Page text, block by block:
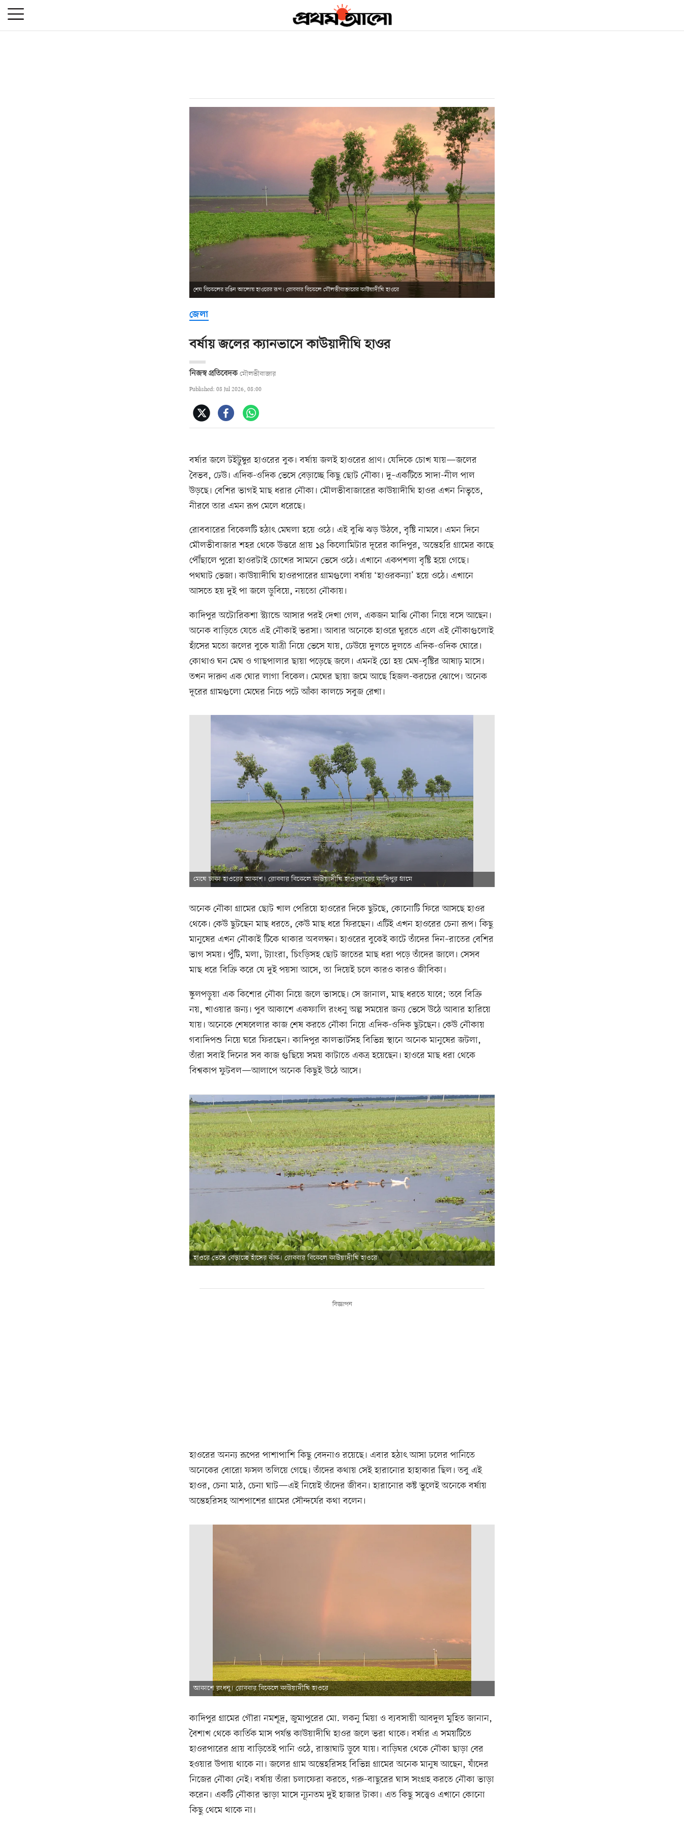
শেষ বিকেলের রঙিন আলোয় হাওরের রূপ। রোববার বিকেলে মৌলভীবাজারের কাউয়াদীঘি হাওরে
জেলা
বর্ষায় জলের ক্যানভাসে কাউয়াদীঘি হাওর
নিজস্ব প্রতিবেদক মৌলভীবাজার
Published: 08 Jul 2026, 08:00
বর্ষার জলে টইটুম্বুর হাওরের বুক। বর্ষায় জলই হাওরের প্রাণ। যেদিকে চোখ যায়—জলের
বৈভব, ঢেউ। এদিক-ওদিক ভেসে বেড়াচ্ছে কিছু ছোট নৌকা। দু–একটিতে সাদা-নীল পাল
উড়ছে। বেশির ভাগই মাছ ধরার নৌকা। মৌলভীবাজারের কাউয়াদীঘি হাওর এখন নিভৃতে,
নীরবে তার এমন রূপ মেলে ধরেছে।
রোববারের বিকেলটি হঠাৎ মেঘলা হয়ে ওঠে। এই বুঝি ঝড় উঠবে, বৃষ্টি নামবে। এমন দিনে
মৌলভীবাজার শহর থেকে উত্তরে প্রায় ১৪ কিলোমিটার দূরের কাদিপুর, অন্তেহরি গ্রামের কাছে
পৌঁছালে পুরো হাওরটাই চোখের সামনে ভেসে ওঠে। এখানে একপশলা বৃষ্টি হয়ে গেছে।
পথঘাট ভেজা। কাউয়াদীঘি হাওরপারের গ্রামগুলো বর্ষায় ‘হাওরকন্যা’ হয়ে ওঠে। এখানে
আসতে হয় দুই পা জলে ডুবিয়ে, নয়তো নৌকায়।
কাদিপুর অটোরিকশা স্ট্যান্ডে আসার পরই দেখা গেল, একজন মাঝি নৌকা নিয়ে বসে আছেন।
অনেক বাড়িতে যেতে এই নৌকাই ভরসা। আবার অনেকে হাওরে ঘুরতে এলে এই নৌকাগুলোই
হাঁসের মতো জলের বুকে যাত্রী নিয়ে ভেসে যায়, ঢেউয়ে দুলতে দুলতে এদিক-ওদিক ঘোরে।
কোথাও ঘন মেঘ ও গাছপালার ছায়া পড়েছে জলে। এমনই তো হয় মেঘ-বৃষ্টির আষাঢ় মাসে।
তখন দারুণ এক ঘোর লাগা বিকেল। মেঘের ছায়া জমে আছে হিজল-করচের ঝোপে। অনেক
দূরের গ্রামগুলো মেঘের নিচে পটে আঁকা কালচে সবুজ রেখা।
মেঘে ঢাকা হাওরের আকাশ। রোববার বিকেলে কাউয়াদীঘি হাওরপারের কাদিপুর গ্রামে
অনেক নৌকা গ্রামের ছোট খাল পেরিয়ে হাওরের দিকে ছুটছে, কোনোটি ফিরে আসছে হাওর
থেকে। কেউ ছুটছেন মাছ ধরতে, কেউ মাছ ধরে ফিরছেন। এটিই এখন হাওরের চেনা রূপ। কিছু
মানুষের এখন নৌকাই টিকে থাকার অবলম্বন। হাওরের বুকেই কাটে তাঁদের দিন–রাতের বেশির
ভাগ সময়। পুঁটি, মলা, ট্যাংরা, চিংড়িসহ ছোট জাতের মাছ ধরা পড়ে তাঁদের জালে। সেসব
মাছ ধরে বিক্রি করে যে দুই পয়সা আসে, তা দিয়েই চলে কারও কারও জীবিকা।
স্কুলপড়ুয়া এক কিশোর নৌকা নিয়ে জলে ভাসছে। সে জানাল, মাছ ধরতে যাবে; তবে বিক্রি
নয়, খাওয়ার জন্য। পুব আকাশে একফালি রংধনু অল্প সময়ের জন্য ভেসে উঠে আবার হারিয়ে
যায়। অনেকে শেষবেলার কাজ শেষ করতে নৌকা নিয়ে এদিক-ওদিক ছুটছেন। কেউ নৌকায়
গবাদিপশু নিয়ে ঘরে ফিরছেন। কাদিপুর কালভার্টসহ বিভিন্ন স্থানে অনেক মানুষের জটলা,
তাঁরা সবাই দিনের সব কাজ গুছিয়ে সময় কাটাতে একত্র হয়েছেন। হাওরে মাছ ধরা থেকে
বিশ্বকাপ ফুটবল—আলাপে অনেক কিছুই উঠে আসে।
হাওরে ভেসে বেড়াচ্ছে হাঁসের ঝাঁক। রোববার বিকেলে কাউয়াদীঘি হাওরে
বিজ্ঞাপন
হাওরের অনন্য রূপের পাশাপাশি কিছু বেদনাও রয়েছে। এবার হঠাৎ আসা ঢলের পানিতে
অনেকের বোরো ফসল তলিয়ে গেছে। তাঁদের কথায় সেই হারানোর হাহাকার ছিল। তবু এই
হাওর, চেনা মাঠ, চেনা ঘাট—এই নিয়েই তাঁদের জীবন। হারানোর কষ্ট ভুলেই অনেকে বর্ষায়
অন্তেহরিসহ আশপাশের গ্রামের সৌন্দর্যের কথা বলেন।
আকাশে রংধনু। রোববার বিকেলে কাউয়াদীঘি হাওরে
কাদিপুর গ্রামের গৌরা নমশূদ্র, জুমাপুরের মো. লকনু মিয়া ও ব্যবসায়ী আবদুল মুহিত জানান,
বৈশাখ থেকে কার্তিক মাস পর্যন্ত কাউয়াদীঘি হাওর জলে ভরা থাকে। বর্ষার এ সময়টিতে
হাওরপারের প্রায় বাড়িতেই পানি ওঠে, রাস্তাঘাট ডুবে যায়। বাড়িঘর থেকে নৌকা ছাড়া বের
হওয়ার উপায় থাকে না। জলের গ্রাম অন্তেহরিসহ বিভিন্ন গ্রামের অনেক মানুষ আছেন, যাঁদের
নিজের নৌকা নেই। বর্ষায় তাঁরা চলাফেরা করতে, গরু-বাছুরের ঘাস সংগ্রহ করতে নৌকা ভাড়া
করেন। একটি নৌকার ভাড়া মাসে ন্যূনতম দুই হাজার টাকা। এত কিছু সত্ত্বেও এখানে কোনো
কিছু থেমে থাকে না।